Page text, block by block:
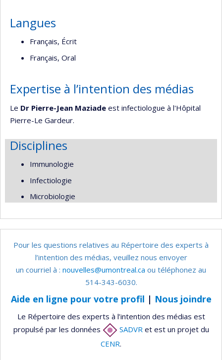
Langues
Français, Écrit
Français, Oral
Expertise à l’intention des médias
Le Dr Pierre-Jean Maziade est infectiologue à l'Hôpital
Pierre-Le Gardeur.
Disciplines
Immunologie
Infectiologie
Microbiologie
Pour les questions relatives au Répertoire des experts à
l’intention des médias, veuillez nous envoyer
un courriel à : nouvelles@umontreal.ca ou téléphonez au
514-343-6030.
Aide en ligne pour votre profil | Nous joindre
Le Répertoire des experts à l’intention des médias est
propulsé par les données
SADVR et est un projet du
CENR.